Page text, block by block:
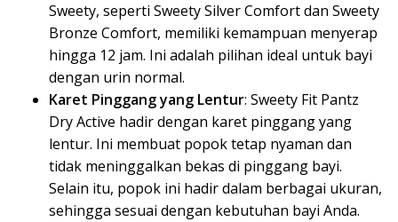
Sweety, seperti Sweety Silver Comfort dan Sweety
Bronze Comfort, memiliki kemampuan menyerap
hingga 12 jam. Ini adalah pilihan ideal untuk bayi
dengan urin normal.
Karet Pinggang yang Lentur: Sweety Fit Pantz
Dry Active hadir dengan karet pinggang yang
lentur. Ini membuat popok tetap nyaman dan
tidak meninggalkan bekas di pinggang bayi.
Selain itu, popok ini hadir dalam berbagai ukuran,
sehingga sesuai dengan kebutuhan bayi Anda.